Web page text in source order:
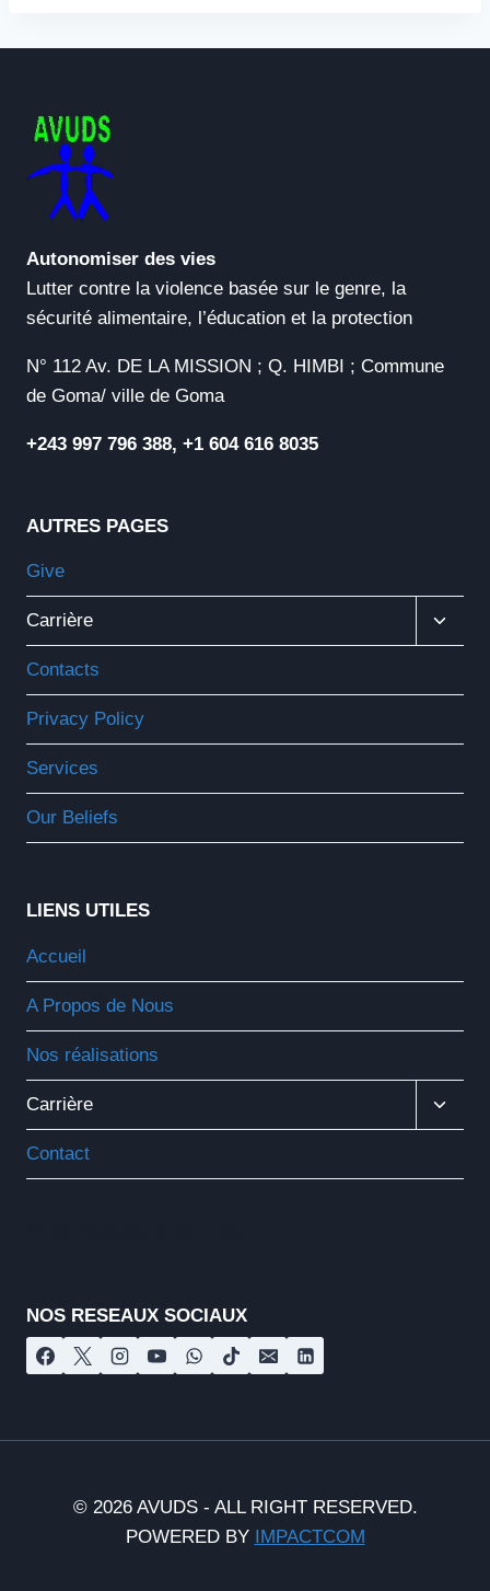
Autonomiser des vies
Lutter contre la violence basée sur le genre, la
sécurité alimentaire, l’éducation et la protection
N° 112 Av. DE LA MISSION ; Q. HIMBI ; Commune
de Goma/ ville de Goma
+243 997 796 388, +1 604 616 8035
AUTRES PAGES
Give
Carrière
Le
Contacts
Privacy Policy
Services
Our Beliefs
LIENS UTILES
Accueil
A Propos de Nous
Nos réalisations
Carrière
Contact
NOS RESEAUX SOCIAUX
© 2026 AVUDS - ALL RIGHT RESERVED.
POWERED BY IMPACTCOM